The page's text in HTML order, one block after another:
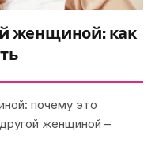
женщиной: как
почему это
женщиной –